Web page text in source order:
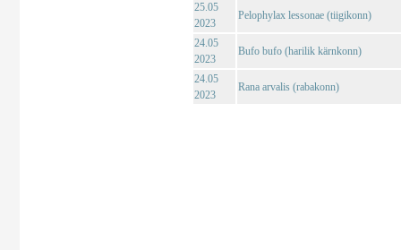
25.05
2023
Pelophylax lessonae (tiigikonn)
24.05
2023
Bufo bufo (harilik kärnkonn)
24.05
2023
Rana arvalis (rabakonn)